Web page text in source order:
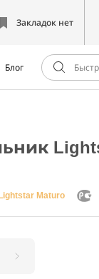
Закладок нет
Блог
Lightstar Maturo